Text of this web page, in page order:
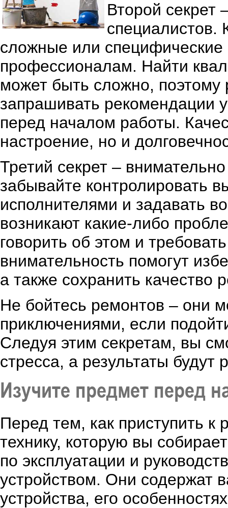
Второй секрет
специалистов.
сложные или специфические
профессионалам. Найти
может быть сложно, поэтому
запрашивать рекомендации
перед началом работы.
настроение, но и
Третий секрет –
забывайте контролировать
исполнителями и задавать
возникают какие-либо
говорить об этом и
внимательность помогут
а также сохранить качество
Не бойтесь ремонтов – они
приключениями, если
Следуя этим секретам, вы
стресса, а результаты будут
Изучите предмет перед
Перед тем, как приступить к
технику, которую вы
по эксплуатации и
устройством. Они содержат
устройства, его